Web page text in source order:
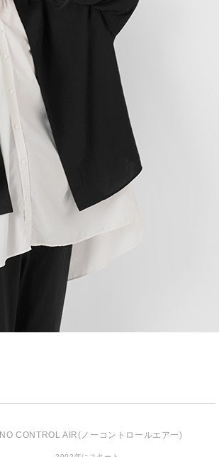
NO CONTROL AIR(ノーコントロールエアー)